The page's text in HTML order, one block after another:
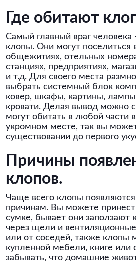
Где обитают
Самый главный враг человека
клопы. Они могут поселиться
общежитиях, отельных
станциях, предприятиях,
и т.д. Для своего места
выбрать системный блок
ковер, шкафы, картины,
кровати. Делая вывод можно
могут обитать в любой части
укромном месте, так вы
существовании до первого
Причины
клопов.
Чаще всего клопы
причинам. Вы можете
сумке, бывает они заползают
через щели и
или от соседей, также клопы
купленной мебели, книге
забывать, что домашние